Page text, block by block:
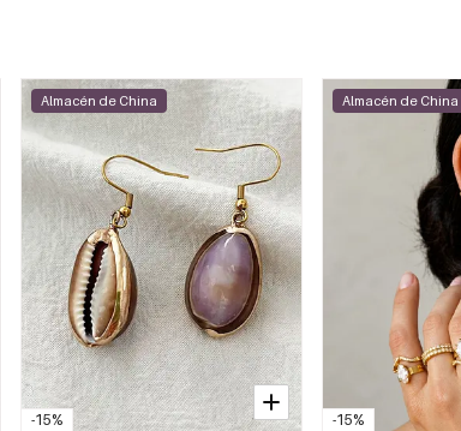
-15%
Almacén de China
-15%
Almacén de China